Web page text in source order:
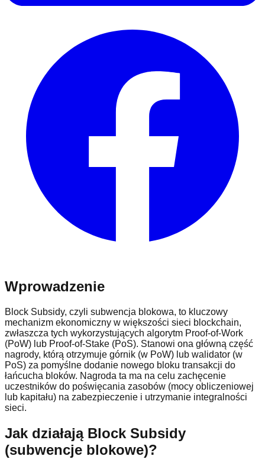
Wprowadzenie
Block Subsidy, czyli subwencja blokowa, to kluczowy
mechanizm ekonomiczny w większości sieci blockchain,
zwłaszcza tych wykorzystujących algorytm Proof-of-Work
(PoW) lub Proof-of-Stake (PoS). Stanowi ona główną część
nagrody, którą otrzymuje górnik (w PoW) lub walidator (w
PoS) za pomyślne dodanie nowego bloku transakcji do
łańcucha bloków. Nagroda ta ma na celu zachęcenie
uczestników do poświęcania zasobów (mocy obliczeniowej
lub kapitału) na zabezpieczenie i utrzymanie integralności
sieci.
Jak działają Block Subsidy
(subwencje blokowe)?